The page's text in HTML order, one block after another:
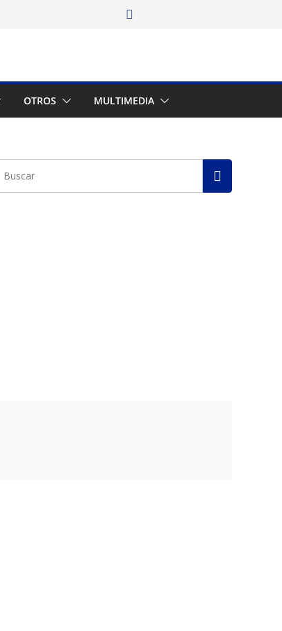
OTROS MULTIMEDIA